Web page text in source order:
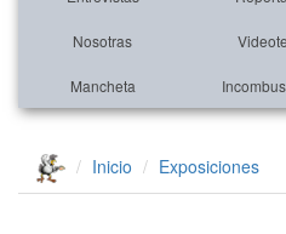
Nosotras
Mancheta
Inicio Exposiciones